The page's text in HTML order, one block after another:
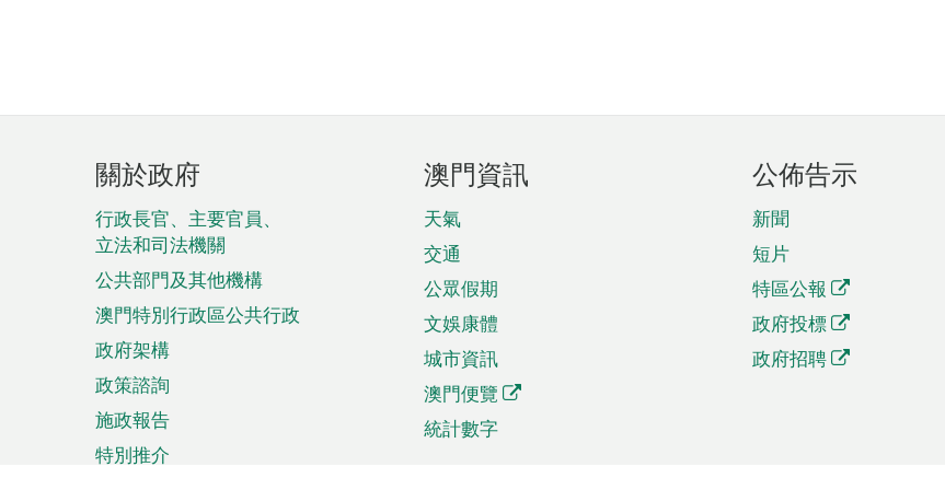
頁
腳
菜
單
關於政府
行政長官、主要官員、
立法和司法機關
公共部門及其他機構
澳門特別行政區公共行政
政府架構
政策諮詢
施政報告
特別推介
澳門資訊
天氣
交通
公眾假期
文娛康體
城市資訊
澳門便覽
統計數字
公佈告示
新聞
短片
特區公報
政府投標
政府招聘